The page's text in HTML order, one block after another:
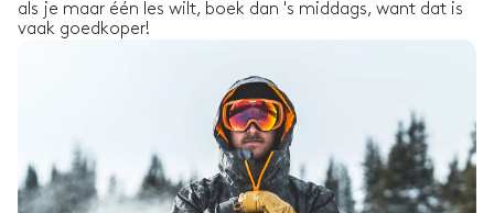
als je maar één les wilt, boek dan 's middags, want dat is
vaak goedkoper!